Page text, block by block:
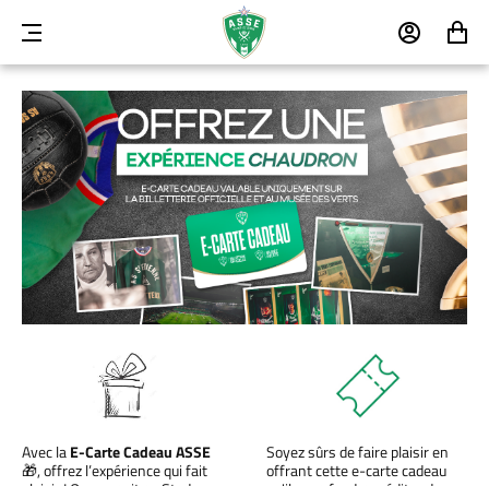
MENU MON
COMPTE
MON
PANIER
Avec laE-Carte Cadeau ASSE
🎁, offrez l’expérience qui fait
Soyez sûrs de faire plaisir en
offrant cette e-carte cadeau